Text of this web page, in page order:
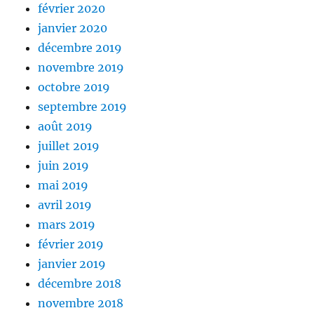
février 2020
janvier 2020
décembre 2019
novembre 2019
octobre 2019
septembre 2019
août 2019
juillet 2019
juin 2019
mai 2019
avril 2019
mars 2019
février 2019
janvier 2019
décembre 2018
novembre 2018